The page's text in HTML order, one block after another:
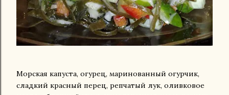
Морская капуста, огурец, маринованный огурчик,
сладкий красный перец, репчатый лук, оливковое